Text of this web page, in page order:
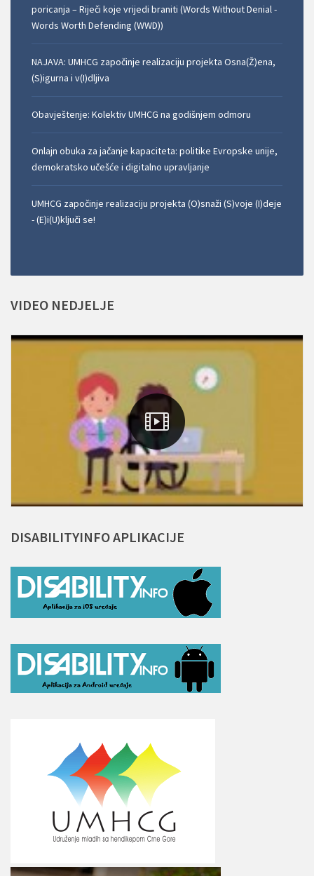
poricanja – Riječi koje vrijedi braniti (Words Without Denial -
Words Worth Defending (WWD))
NAJAVA: UMHCG započinje realizaciju projekta Osna(Ž)ena,
(S)igurna i v(I)dljiva
Obavještenje: Kolektiv UMHCG na godišnjem odmoru
Onlajn obuka za jačanje kapaciteta: politike Evropske unije,
demokratsko učešće i digitalno upravljanje
UMHCG započinje realizaciju projekta (O)snaži (S)voje (I)deje
- (E)i(U)ključi se!
VIDEO NEDJELJE
DISABILITYINFOAPLIKACIJE